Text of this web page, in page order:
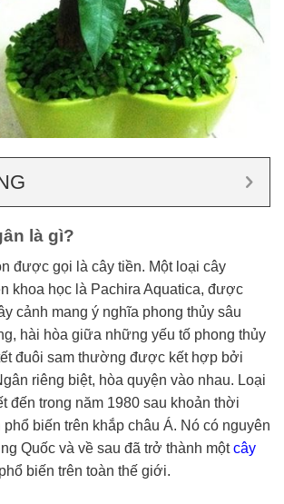
là gì?
được gọi là cây tiền. Một loại cây
khoa học là Pachira Aquatica, được
cảnh mang ý nghĩa phong thủy sâu
hài hòa giữa những yếu tố phong thủy
đuôi sam thường được kết hợp bởi
riêng biệt, hòa quyện vào nhau. Loại
đến trong năm 1980 sau khoản thời
biến trên khắp châu Á. Nó có nguyên
Quốc và về sau đã trở thành mộtcây
phổ biến trên toàn thế giới.